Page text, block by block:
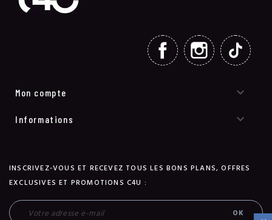
FACEBOOK INSTAGRAM
Mon compte 
Informations 
INSCRIVEZ-VOUS ET RECEVEZ TOUS LES BONS PLANS, OFFRES
EXCLUSIVES ET PROMOTIONS C4U :